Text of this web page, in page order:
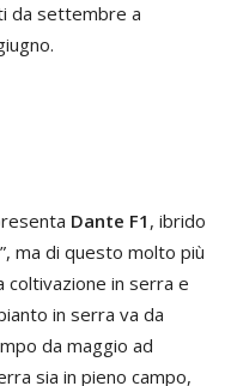
da settembre a
Dante F1 , ibrido
ma di questo molto più
in serra e
in serra va da
da maggio ad
sia in pieno campo,